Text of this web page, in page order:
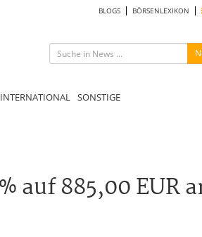
BLOGS BÖRSENLEXIKON
INTERNATIONAL SONSTIGE
auf 885,00 EUR